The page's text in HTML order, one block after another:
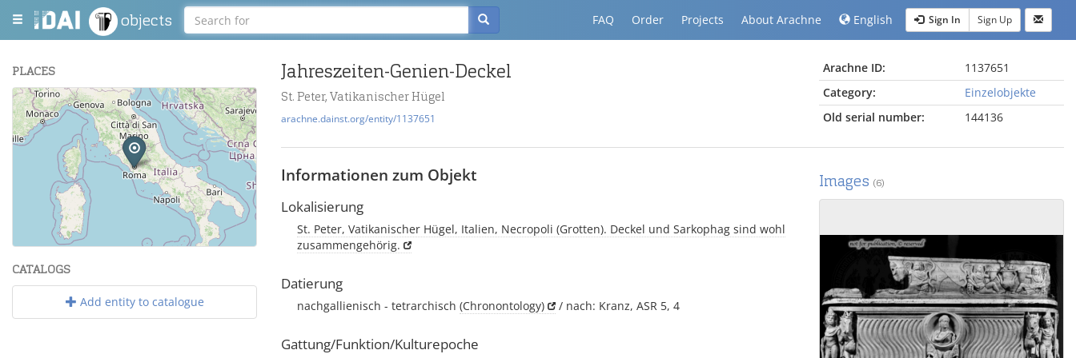
objects FAQ Order Projects About Arachne English Sign In Sign Up
PLACES
+
−
Leaflet | Maps and Data ©OpenStreetMap
CATALOGS
Add entity to catalogue
Jahreszeiten-Genien-Deckel
St. Peter, Vatikanischer Hügel
arachne.dainst.org/entity/1137651
Arachne ID:
1137651
Category:
Einzelobjekte
Old serial number:
144136
Informationen zum Objekt
Lokalisierung
St. Peter, Vatikanischer Hügel, Italien, Necropoli (Grotten). Deckel und Sarkophag sind wohl
zusammengehörig.
Datierung
nachgallienisch - tetrarchisch (Chronontology) / nach: Kranz, ASR 5, 4
Gattung/Funktion/Kulturepoche
Images (6)